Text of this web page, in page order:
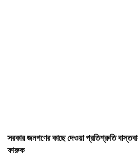
সরকার জনগণের কাছে দেওয়া প্রতিশ্রুতি
ফারুক